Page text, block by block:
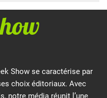
Show se caractérise par
choix éditoriaux. Avec